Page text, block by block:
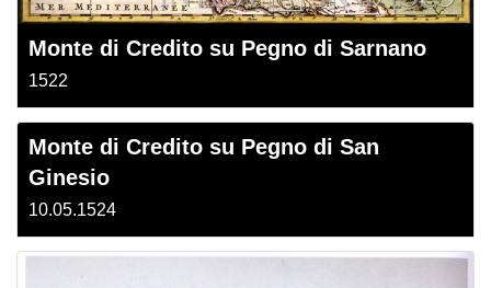
Monte di Credito su Pegno di Sarnano
1522
Monte di Credito su Pegno di San
Ginesio
10.05.1524